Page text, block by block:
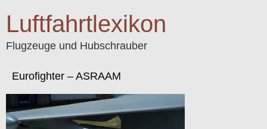
Luftfahrtlexikon
Flugzeuge und Hubschrauber
Eurofighter – ASRAAM